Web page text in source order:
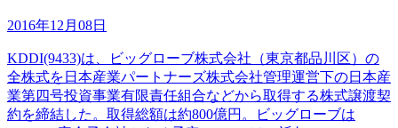
2016年12月08日
KDDI(9433)は、ビッグローブ株式会社（東京都品川区）の
全株式を日本産業パートナーズ株式会社管理運営下の日本産
業第四号投資事業有限責任組合などから取得する株式譲渡契
約を締結した。取得総額は約800億円。ビッグローブは